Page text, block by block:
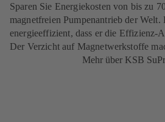
Sparen Sie Energiekosten von bis zu
magnetfreien Pumpenantrieb der
energieeffizient, dass er die Effizienz-
Der Verzicht auf Magnetwerkstoffe
Mehr über KSB